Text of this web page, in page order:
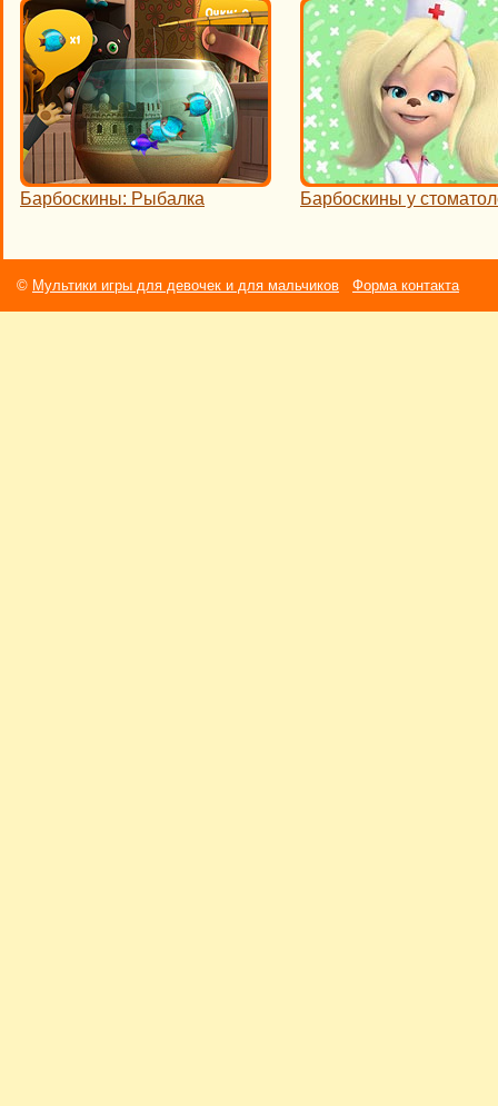
Барбоскины: Рыбалка Барбоскины у
© Мультики игры для девочек и для мальчиков Форма контакта